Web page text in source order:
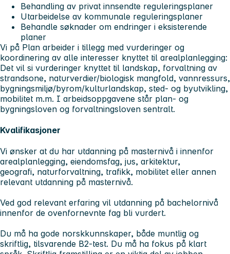
Behandling av privat innsendte reguleringsplaner
Utarbeidelse av kommunale reguleringsplaner
Behandle søknader om endringer i eksisterende
planer
Vi på Plan arbeider i tillegg med vurderinger og
koordinering av alle interesser knyttet til arealplanlegging:
Det vil si vurderinger knyttet til landskap, forvaltning av
strandsone, naturverdier/biologisk mangfold, vannressurs,
bygningsmiljø/byrom/kulturlandskap, sted- og byutvikling,
mobilitet m.m. I arbeidsoppgavene står plan- og
bygningsloven og forvaltningsloven sentralt.
Kvalifikasjoner
Vi ønsker at du har utdanning på masternivå i innenfor
arealplanlegging, eiendomsfag, jus, arkitektur,
geografi, naturforvaltning, trafikk, mobilitet eller annen
relevant utdanning på masternivå.
Ved god relevant erfaring vil utdanning på bachelornivå
innenfor de ovenfornevnte fag bli vurdert.
Du må ha gode norskkunnskaper, både muntlig og
skriftlig, tilsvarende B2-test. Du må ha fokus på klart